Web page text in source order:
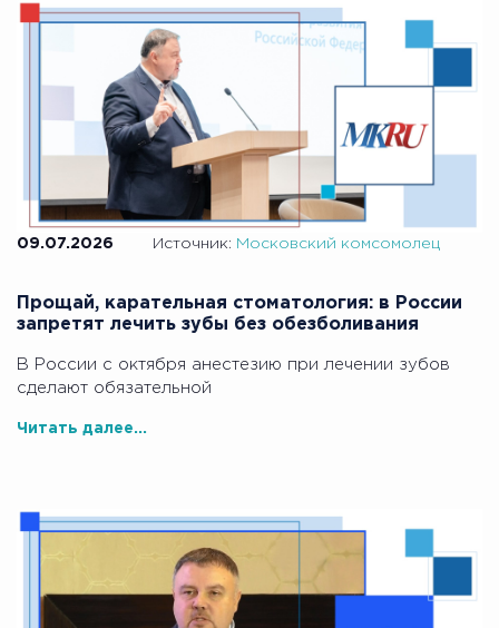
09.07.2026 Источник: Московский комсомолец
Прощай, карательная стоматология: в России
запретят лечить зубы без обезболивания
В России с октября анестезию при лечении зубов
сделают обязательной
Читать далее...